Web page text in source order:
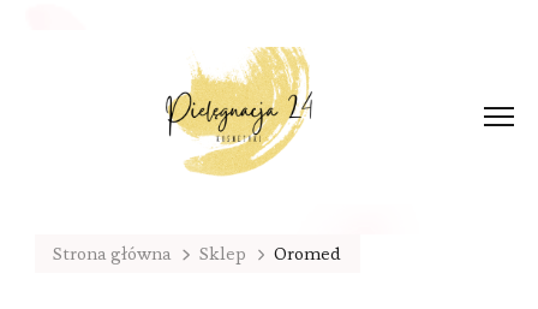
Strona główna Sklep Oromed